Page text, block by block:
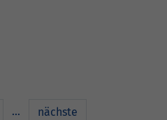
… nächste